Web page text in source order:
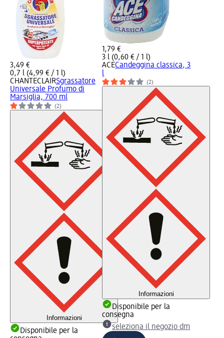
3,49 €
0,7 l (4,99 € / 1 l)
CHANTECLAIRSgrassatore
Universale Profumo di
Marsiglia, 700 ml
(2)
Informazioni
Disponibile per la
1,79 €
3 l (0,60 € / 1 l)
ACECandeggina classica, 3
l
(2)
Informazioni
Disponibile per la
consegna
seleziona il negozio dm